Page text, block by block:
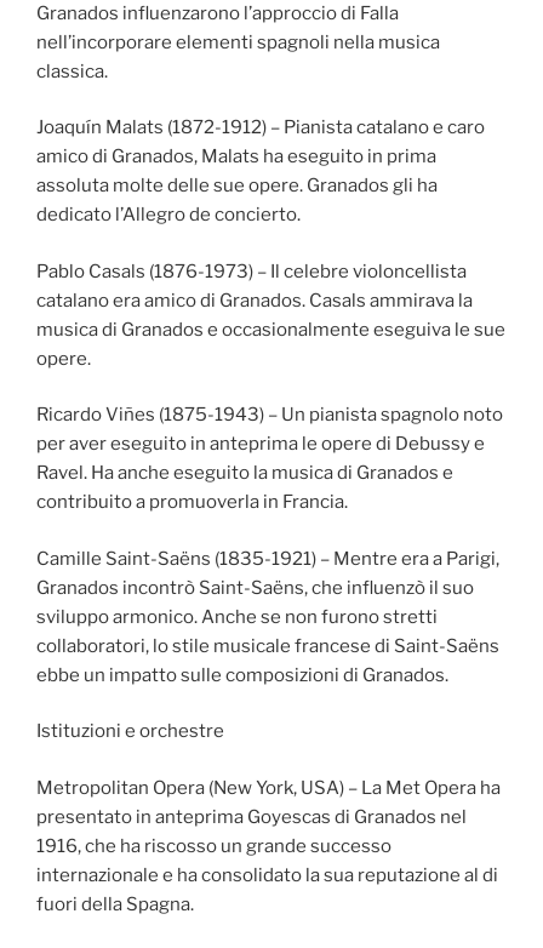
Granados influenzarono l’approccio di Falla
nell’incorporare elementi spagnoli nella musica
classica.
Joaquín Malats (1872-1912) – Pianista catalano e caro
amico di Granados, Malats ha eseguito in prima
assoluta molte delle sue opere. Granados gli ha
dedicato l’Allegro de concierto.
Pablo Casals (1876-1973) – Il celebre violoncellista
catalano era amico di Granados. Casals ammirava la
musica di Granados e occasionalmente eseguiva le sue
opere.
Ricardo Viñes (1875-1943) – Un pianista spagnolo noto
per aver eseguito in anteprima le opere di Debussy e
Ravel. Ha anche eseguito la musica di Granados e
contribuito a promuoverla in Francia.
Camille Saint-Saëns (1835-1921) – Mentre era a Parigi,
Granados incontrò Saint-Saëns, che influenzò il suo
sviluppo armonico. Anche se non furono stretti
collaboratori, lo stile musicale francese di Saint-Saëns
ebbe un impatto sulle composizioni di Granados.
Istituzioni e orchestre
Metropolitan Opera (New York, USA) – La Met Opera ha
presentato in anteprima Goyescas di Granados nel
1916, che ha riscosso un grande successo
internazionale e ha consolidato la sua reputazione al di
fuori della Spagna.